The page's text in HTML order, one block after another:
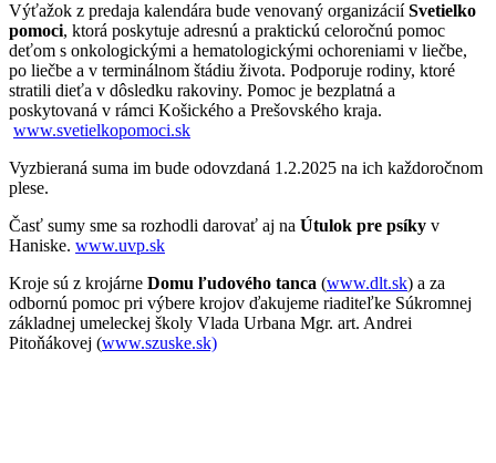
Výťažok z predaja kalendára bude venovaný organizáciíSvetielko
pomoci, ktorá poskytuje adresnú a praktickú celoročnú pomoc
deťom s onkologickými a hematologickými ochoreniami v liečbe,
po liečbe a v terminálnom štádiu života. Podporuje rodiny, ktoré
stratili dieťa v dôsledku rakoviny. Pomoc je bezplatná a
poskytovaná v rámci Košického a Prešovského kraja.
www.svetielkopomoci.sk
Vyzbieraná suma im bude odovzdaná 1.2.2025 na ich každoročnom
plese.
Časť sumy sme sa rozhodli darovať aj na Útulok pre psíky v
Haniske. www.uvp.sk
Kroje sú z krojárne Domu ľudového tanca (www.dlt.sk) a za
odbornú pomoc pri výbere krojov ďakujeme riaditeľke Súkromnej
základnej umeleckej školy Vlada Urbana Mgr. art. Andrei
Pitoňákovej (www.szuske.sk)